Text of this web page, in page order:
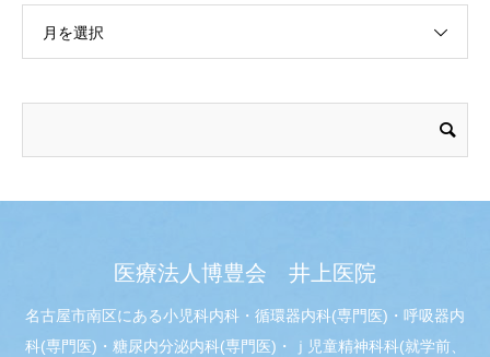
月を選択
医療法人博豊会 井上医院
名古屋市南区にある小児科内科・循環器内科(専門医)・呼吸器内
科(専門医)・糖尿内分泌内科(専門医)・ｊ児童精神科科(就学前、